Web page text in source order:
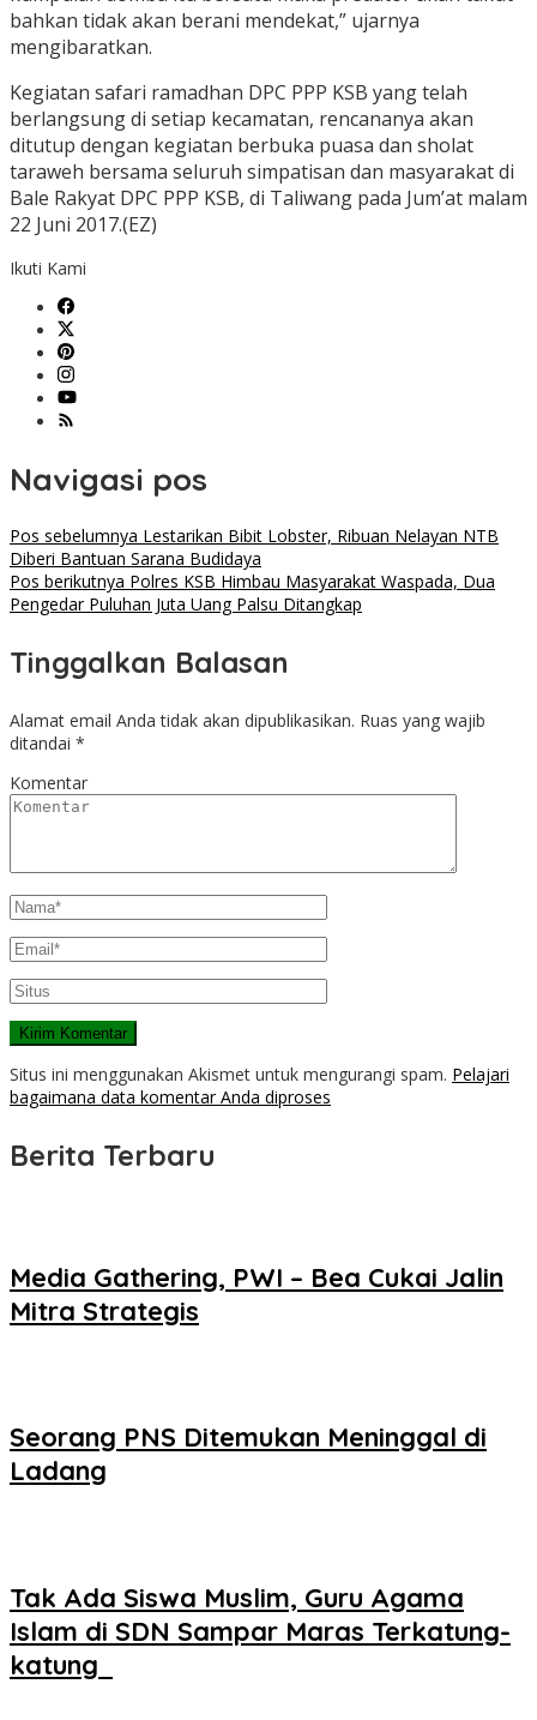
bahkan tidak akan berani mendekat,” ujarnya
mengibaratkan.
Kegiatan safari ramadhan DPC PPP KSB yang telah
berlangsung di setiap kecamatan, rencananya akan
ditutup dengan kegiatan berbuka puasa dan sholat
taraweh bersama seluruh simpatisan dan masyarakat di
Bale Rakyat DPC PPP KSB, di Taliwang pada Jum’at malam
22 Juni 2017.(EZ)
Ikuti Kami
Navigasi pos
Pos sebelumnya Lestarikan Bibit Lobster, Ribuan Nelayan NTB
Diberi Bantuan Sarana Budidaya
Pos berikutnya Polres KSB Himbau Masyarakat Waspada, Dua
Pengedar Puluhan Juta Uang Palsu Ditangkap
Tinggalkan Balasan
Alamat email Anda tidak akan dipublikasikan. Ruas yang wajib
ditandai *
Komentar
Situs ini menggunakan Akismet untuk mengurangi spam. Pelajari
bagaimana data komentar Anda diproses
Berita Terbaru
Media Gathering, PWI – Bea Cukai Jalin
Mitra Strategis
Seorang PNS Ditemukan Meninggal di
Ladang
Tak Ada Siswa Muslim, Guru Agama
Islam di SDN Sampar Maras Terkatung-
katung ‎